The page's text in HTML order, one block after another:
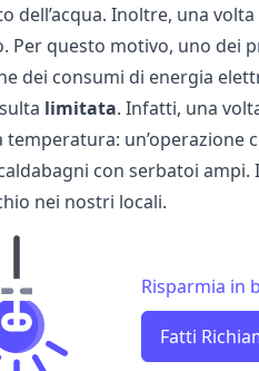
dell’acqua. Inoltre, una
Per questo motivo, uno dei
dei consumi di energia
limitata. Infatti, una
un’operazione
con serbatoi ampi.
nei nostri locali.
Risparmia in
Fatti